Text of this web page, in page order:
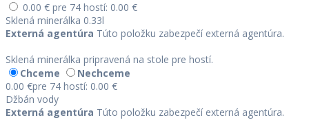
0.00 € pre 74 hostí: 0.00 €
Sklená minerálka 0.33l
Externá agentúra Túto položku zabezpečí externá agentúra.
Sklená minerálka pripravená na stole pre hostí.
Chceme
Nechceme
0.00 €pre 74 hostí: 0.00 €
Džbán vody
Externá agentúra Túto položku zabezpečí externá agentúra.